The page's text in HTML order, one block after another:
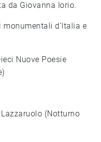
da Giovanna Iorio.
monumentali d'Italia e
Nuove Poesie
(Notturno